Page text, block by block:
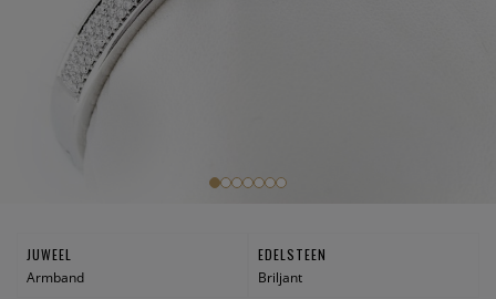
JUWEEL
Armband
EDELSTEEN
Briljant